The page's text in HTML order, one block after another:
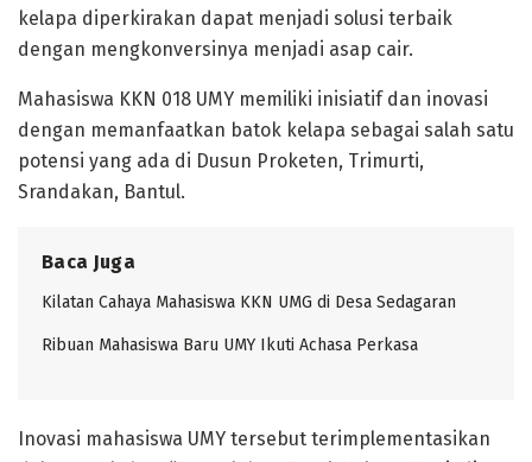
kelapa diperkirakan dapat menjadi solusi terbaik
dengan mengkonversinya menjadi asap cair.
Mahasiswa KKN 018 UMY memiliki inisiatif dan inovasi
dengan memanfaatkan batok kelapa sebagai salah satu
potensi yang ada di Dusun Proketen, Trimurti,
Srandakan, Bantul.
Baca Juga
Kilatan Cahaya Mahasiswa KKN UMG di Desa Sedagaran
Ribuan Mahasiswa Baru UMY Ikuti Achasa Perkasa
Inovasi mahasiswa UMY tersebut terimplementasikan